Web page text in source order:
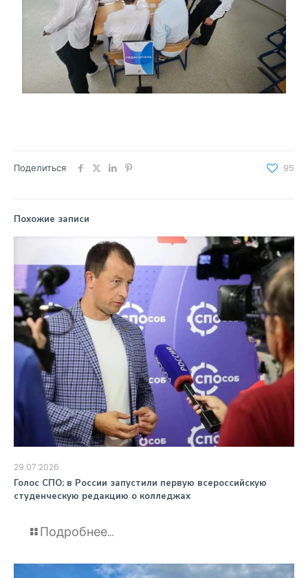
Поделиться 95
Похожие записи
29.07.2026
️Голос СПО: в России запустили первую всероссийскую
студенческую редакцию о колледжах
Подробнее...